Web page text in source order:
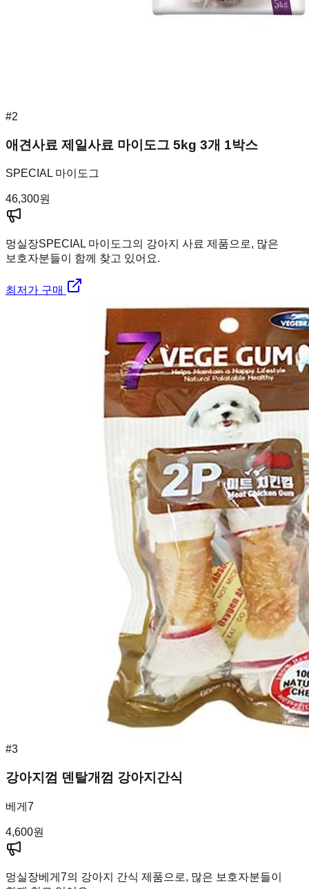
#2
애견사료 제일사료 마이도그 5kg 3개 1박스
SPECIAL 마이도그
46,300원
멍실장SPECIAL 마이도그의 강아지 사료 제품으로, 많은
보호자분들이 함께 찾고 있어요.
최저가 구매
#3
강아지껌 덴탈개껌 강아지간식
베게7
4,600원
멍실장베게7의 강아지 간식 제품으로, 많은 보호자분들이